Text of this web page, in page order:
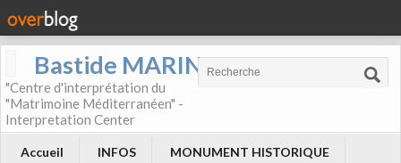
Bastide MARIN
"Centre d'interprétation du
"Matrimoine Méditerranéen" -
Interpretation Center
Accueil INFOS
MONUMENT HISTORIQUE